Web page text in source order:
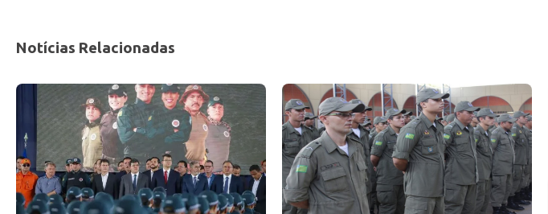
Notícias Relacionadas